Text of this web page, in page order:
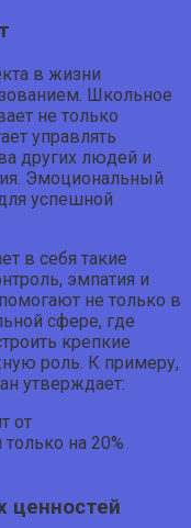
в жизни
Школьное
не только
управлять
других людей и
Эмоциональный
успешной
в себя такие
эмпатия и
не только в
сфере, где
крепкие
роль. К примеру,
утверждает:
от
на 20%
ценностей